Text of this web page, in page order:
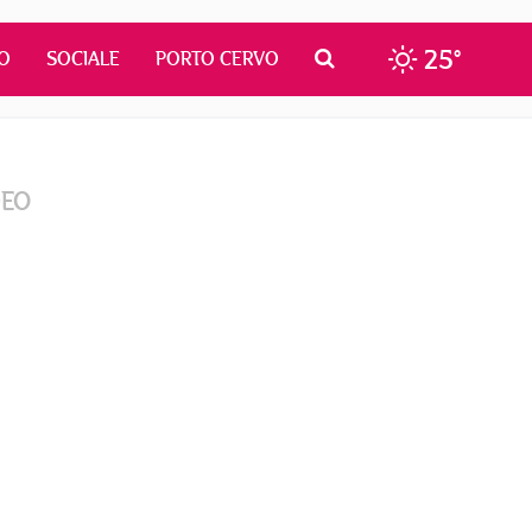
SOCIALE PORTO CERVO 25°